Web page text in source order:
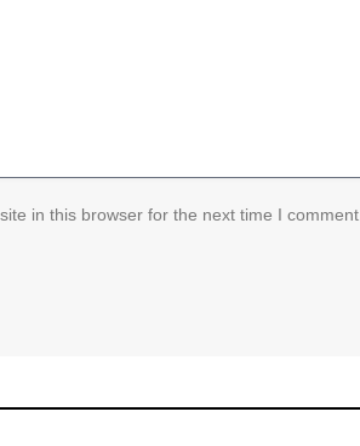
in this browser for the next time I comment.